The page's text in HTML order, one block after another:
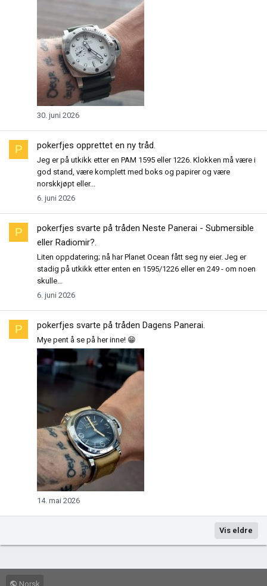
30. juni 2026
P pokerfjes opprettet en ny tråd.
Jeg er på utkikk etter en PAM 1595 eller 1226. Klokken må være i
god stand, være komplett med boks og papirer og være
norskkjøpt eller...
6. juni 2026
P pokerfjes svarte på tråden Neste Panerai - Submersible
eller Radiomir?.
Liten oppdatering; nå har Planet Ocean fått seg ny eier. Jeg er
stadig på utkikk etter enten en 1595/1226 eller en 249 - om noen
skulle...
6. juni 2026
P pokerfjes svarte på tråden Dagens Panerai.
Mye pent å se på her inne! 😁
14. mai 2026
Vis eldre
Norsk